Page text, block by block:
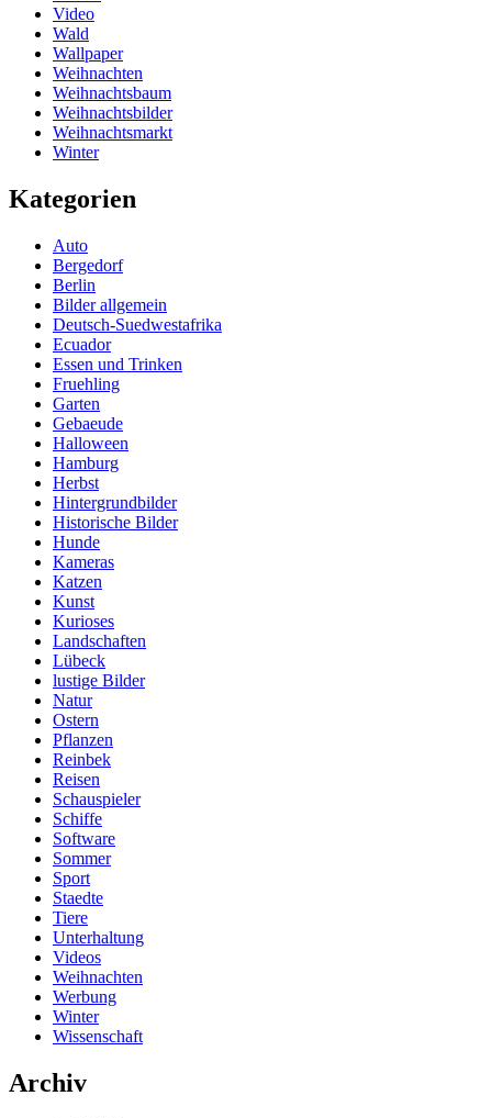
Video
Wald
Wallpaper
Weihnachten
Weihnachtsbaum
Weihnachtsbilder
Weihnachtsmarkt
Winter
Kategorien
Auto
Bergedorf
Berlin
Bilder allgemein
Deutsch-Suedwestafrika
Ecuador
Essen und Trinken
Fruehling
Garten
Gebaeude
Halloween
Hamburg
Herbst
Hintergrundbilder
Historische Bilder
Hunde
Kameras
Katzen
Kunst
Kurioses
Landschaften
Lübeck
lustige Bilder
Natur
Ostern
Pflanzen
Reinbek
Reisen
Schauspieler
Schiffe
Software
Sommer
Sport
Staedte
Tiere
Unterhaltung
Videos
Weihnachten
Werbung
Winter
Wissenschaft
Archiv